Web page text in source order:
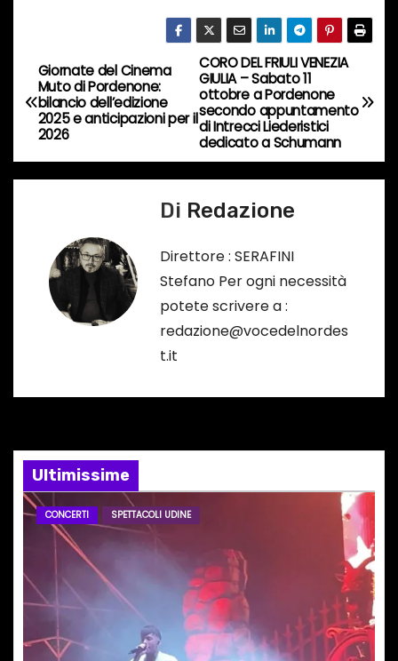
o
…
N
a
v
i
n
e
a
r
i
c
CORO DEL FRIULI VENEZIA
GIULIA – Sabato 11
ottobre a Pordenone
secondo appuntamento
di Intrecci Liederistici
dedicato a Schumann
Giornate del Cinema
Muto di Pordenone:
bilancio dell’edizione
2025 e anticipazioni per il
2026
Di Redazione
Direttore : SERAFINI
Stefano Per ogni necessità
potete scrivere a :
redazione@vocedelnordes
t.it
Ultimissime
CONCERTI SPETTACOLI UDINE